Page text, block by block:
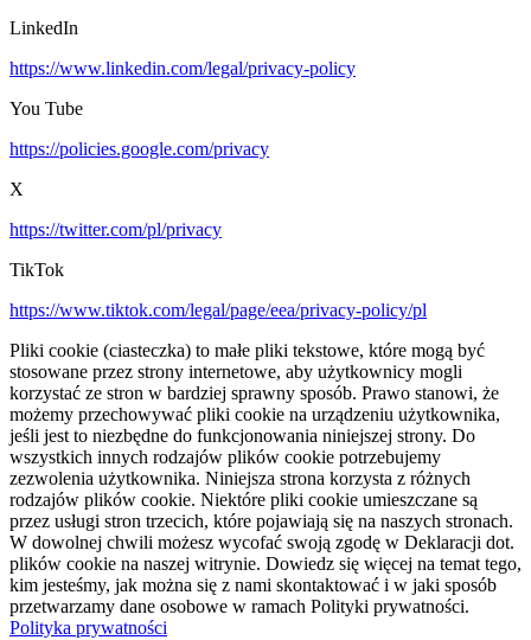
LinkedIn
https://www.linkedin.com/legal/privacy-policy
You Tube
https://policies.google.com/privacy
X
https://twitter.com/pl/privacy
TikTok
https://www.tiktok.com/legal/page/eea/privacy-policy/pl
Pliki cookie (ciasteczka) to małe pliki tekstowe, które mogą być
stosowane przez strony internetowe, aby użytkownicy mogli
korzystać ze stron w bardziej sprawny sposób. Prawo stanowi, że
możemy przechowywać pliki cookie na urządzeniu użytkownika,
jeśli jest to niezbędne do funkcjonowania niniejszej strony. Do
wszystkich innych rodzajów plików cookie potrzebujemy
zezwolenia użytkownika. Niniejsza strona korzysta z różnych
rodzajów plików cookie. Niektóre pliki cookie umieszczane są
przez usługi stron trzecich, które pojawiają się na naszych stronach.
W dowolnej chwili możesz wycofać swoją zgodę w Deklaracji dot.
plików cookie na naszej witrynie. Dowiedz się więcej na temat tego,
kim jesteśmy, jak można się z nami skontaktować i w jaki sposób
przetwarzamy dane osobowe w ramach Polityki prywatności.
Polityka prywatności